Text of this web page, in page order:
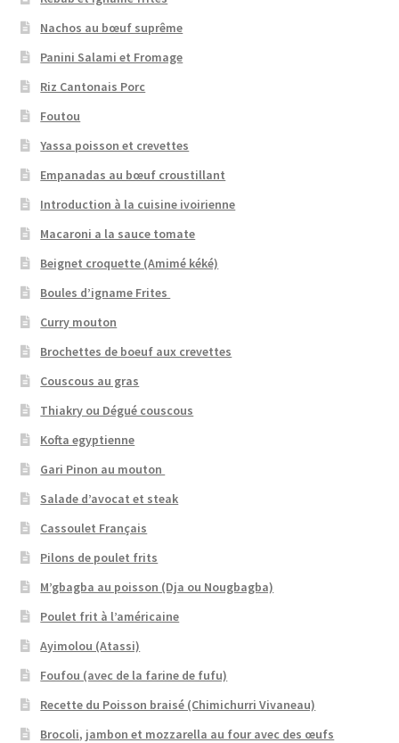
Nachos au bœuf suprême
Panini Salami et Fromage
Riz Cantonais Porc
Foutou
Yassa poisson et crevettes
Empanadas au bœuf croustillant
Introduction à la cuisine ivoirienne
Macaroni a la sauce tomate
Beignet croquette (Amimé kéké)
Boules d’igname Frites
Curry mouton
Brochettes de boeuf aux crevettes
Couscous au gras
Thiakry ou Dégué couscous
Kofta egyptienne
Gari Pinon au mouton
Salade d’avocat et steak
Cassoulet Français
Pilons de poulet frits
M’gbagba au poisson (Dja ou Nougbagba)
Poulet frit à l’américaine
Ayimolou (Atassi)
Foufou (avec de la farine de fufu)
Recette du Poisson braisé (Chimichurri Vivaneau)
Brocoli, jambon et mozzarella au four avec des œufs